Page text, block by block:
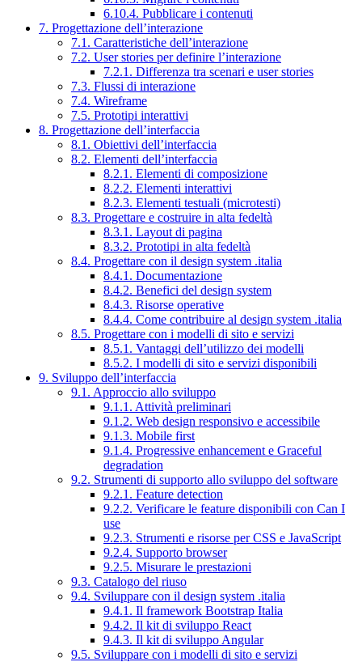
6.10.4. Pubblicare i contenuti
7. Progettazione dell’interazione
7.1. Caratteristiche dell’interazione
7.2. User stories per definire l’interazione
7.2.1. Differenza tra scenari e user stories
7.3. Flussi di interazione
7.4. Wireframe
7.5. Prototipi interattivi
8. Progettazione dell’interfaccia
8.1. Obiettivi dell’interfaccia
8.2. Elementi dell’interfaccia
8.2.1. Elementi di composizione
8.2.2. Elementi interattivi
8.2.3. Elementi testuali (microtesti)
8.3. Progettare e costruire in alta fedeltà
8.3.1. Layout di pagina
8.3.2. Prototipi in alta fedeltà
8.4. Progettare con il design system .italia
8.4.1. Documentazione
8.4.2. Benefici del design system
8.4.3. Risorse operative
8.4.4. Come contribuire al design system .italia
8.5. Progettare con i modelli di sito e servizi
8.5.1. Vantaggi dell’utilizzo dei modelli
8.5.2. I modelli di sito e servizi disponibili
9. Sviluppo dell’interfaccia
9.1. Approccio allo sviluppo
9.1.1. Attività preliminari
9.1.2. Web design responsivo e accessibile
9.1.3. Mobile first
9.1.4. Progressive enhancement e Graceful
degradation
9.2. Strumenti di supporto allo sviluppo del software
9.2.1. Feature detection
9.2.2. Verificare le feature disponibili con Can I
use
9.2.3. Strumenti e risorse per CSS e JavaScript
9.2.4. Supporto browser
9.2.5. Misurare le prestazioni
9.3. Catalogo del riuso
9.4. Sviluppare con il design system .italia
9.4.1. Il framework Bootstrap Italia
9.4.2. Il kit di sviluppo React
9.4.3. Il kit di sviluppo Angular
9.5. Sviluppare con i modelli di sito e servizi